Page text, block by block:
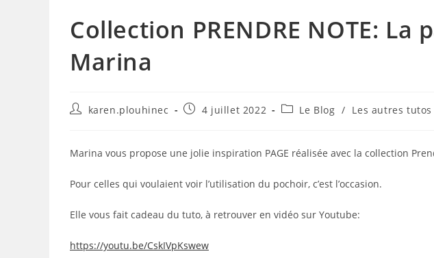
Collection PRENDRE NOTE: La
Marina
Auteur/autrice
publication :
karen.plouhinec
Publication
4 juillet 2022
PostLe Blog / Les autres tutos
Marina vous propose une jolie inspiration PAGE réalisée avec la collection
Pour celles qui voulaient voir l’utilisation du pochoir, c’est l’occasion.
Elle vous fait cadeau du tuto, à retrouver en vidéo sur Youtube:
https://youtu.be/CskIVpKswew